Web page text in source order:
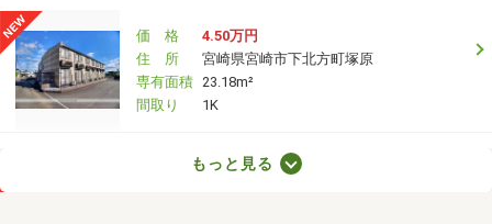
価 格
4.50万円
住 所
宮崎県宮崎市下北方町塚原
専有面積 23.18m²
間取り
1K
もっと見る